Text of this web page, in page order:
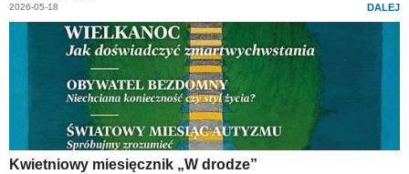
2026-05-18 DALEJ
Kwietniowy miesięcznik „W drodze”